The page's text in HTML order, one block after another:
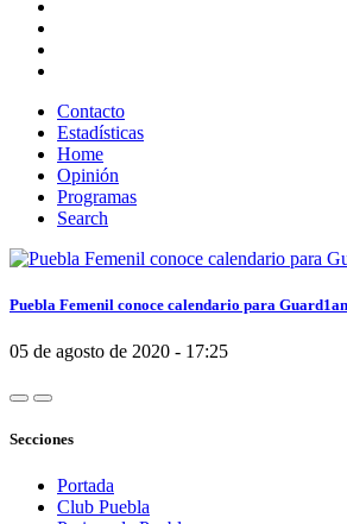
Contacto
Estadísticas
Home
Opinión
Programas
Search
Puebla Femenil conoce calendario para
05 de agosto de 2020 - 17:25
Secciones
Portada
Club Puebla